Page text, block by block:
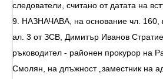
следователи, считано от датата на
9. НАЗНАЧАВА, на основание чл. 160,
ал. 3 от ЗСВ, Димитър Иванов
ръководител - районен прокурор на
Смолян, на длъжност „заместник на